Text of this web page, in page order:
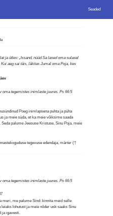
Seaded
ja ütles: „Issand, nüüd Sa lased oma sulasel
aeg sai täis, läkitas Jumal oma Poja, kes
oma tegemistes inimlaste juures. Ps 66:5
Poeg inimlapsena puhta ja püha
ja meie süda, et ka meie võiksime saada
palume Jeesuse Kristuse, Sinu Poja, meie
tegevuse edendaja, märter (†
oma tegemistes inimlaste juures. Ps 66:5
meri, me palume Sind: kinnita meid selle
lohutust ja meie nõder usk saaks Sinu
ja igavesti.